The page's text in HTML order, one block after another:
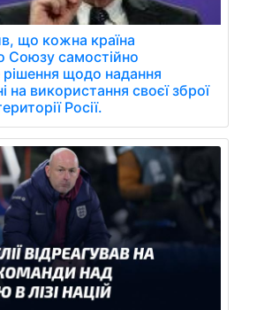
що кожна країна
Союзу самостійно
щодо надання
на використання своєї зброї
Росії.